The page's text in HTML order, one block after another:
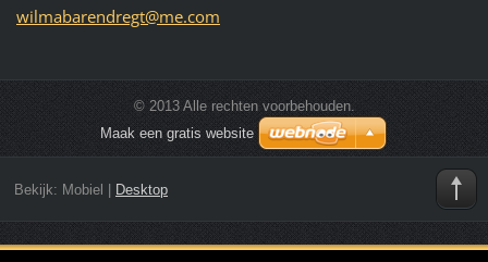
wilmabarendregt@me.com
© 2013 Alle rechten voorbehouden.
Maak een gratis website
Bekijk: Mobiel Desktop